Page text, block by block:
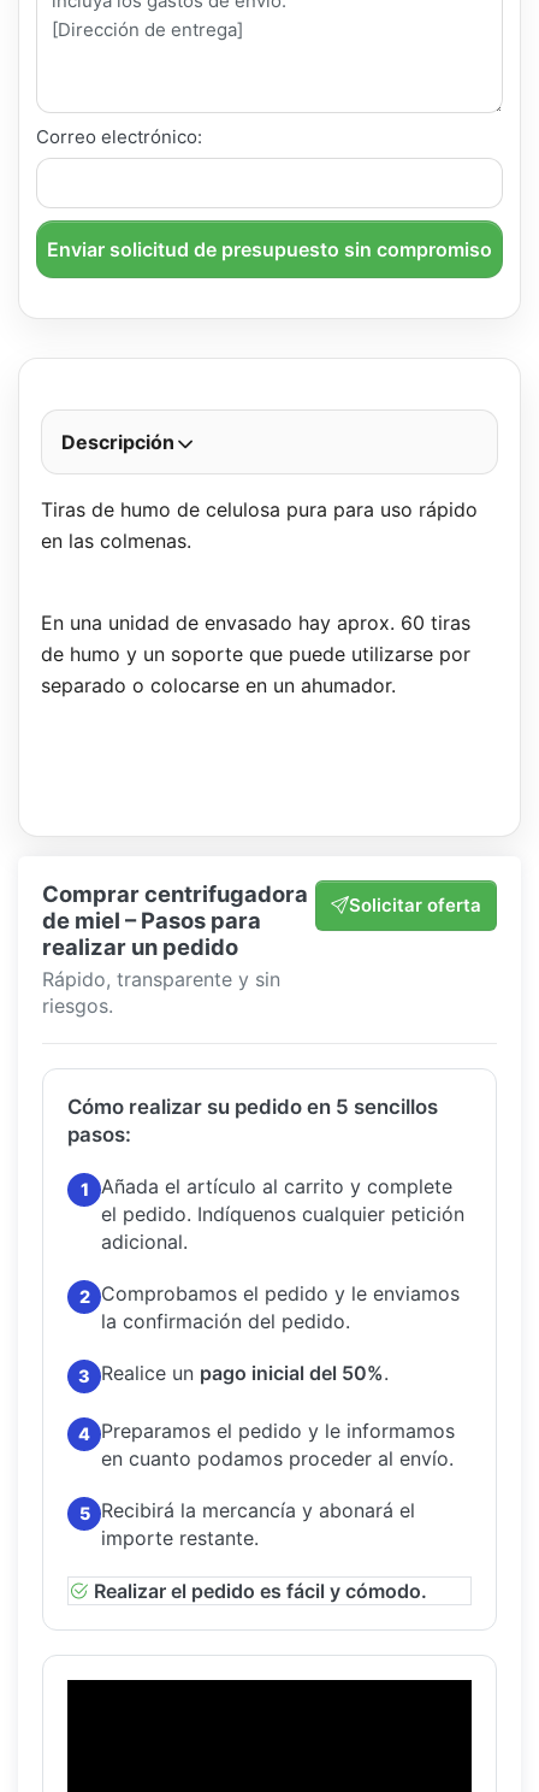
Correo electrónico:
Enviar solicitud de presupuesto sin compromiso
Descripción
Tiras de humo de celulosa pura para uso rápido
en las colmenas.
En una unidad de envasado hay aprox. 60 tiras
de humo y un soporte que puede utilizarse por
separado o colocarse en un ahumador.
Comprar centrifugadora
de miel – Pasos para
realizar un pedido
Rápido, transparente y sin
riesgos.
Solicitar oferta
Cómo realizar su pedido en 5 sencillos
pasos:
1
Añada el artículo al carrito y complete
el pedido. Indíquenos cualquier petición
adicional.
2
Comprobamos el pedido y le enviamos
la confirmación del pedido.
3 Realice un pago inicial del 50%.
4 Preparamos el pedido y le informamos
en cuanto podamos proceder al envío.
5
Recibirá la mercancía y abonará el
importe restante.
Realizar el pedido es fácil y cómodo.